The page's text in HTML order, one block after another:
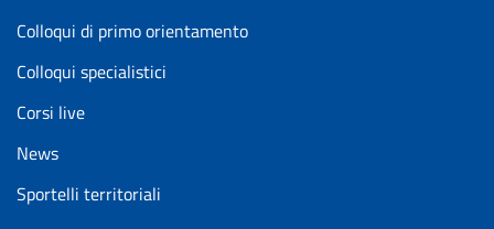
Colloqui di primo orientamento
Colloqui specialistici
Corsi live
News
Sportelli territoriali